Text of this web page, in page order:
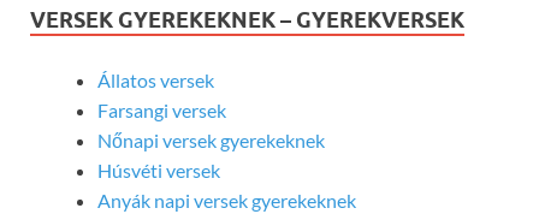
VERSEK GYEREKEKNEK – GYEREKVERSEK
Állatos versek
Farsangi versek
Nőnapi versek gyerekeknek
Húsvéti versek
Anyák napi versek gyerekeknek